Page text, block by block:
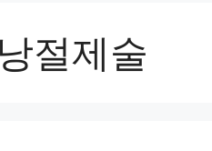
절제술